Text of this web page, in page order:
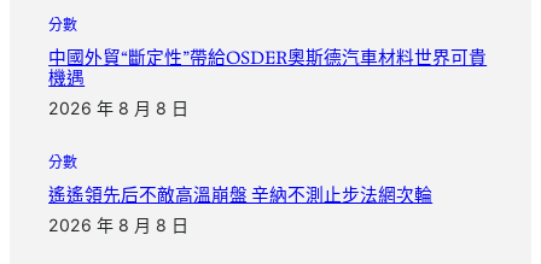
分數
中國外貿“斷定性”帶給OSDER奧斯德汽車材料世界可貴
機遇
2026 年 8 月 8 日
分數
遙遙領先后不敵高溫崩盤 辛納不測止步法網次輪
2026 年 8 月 8 日